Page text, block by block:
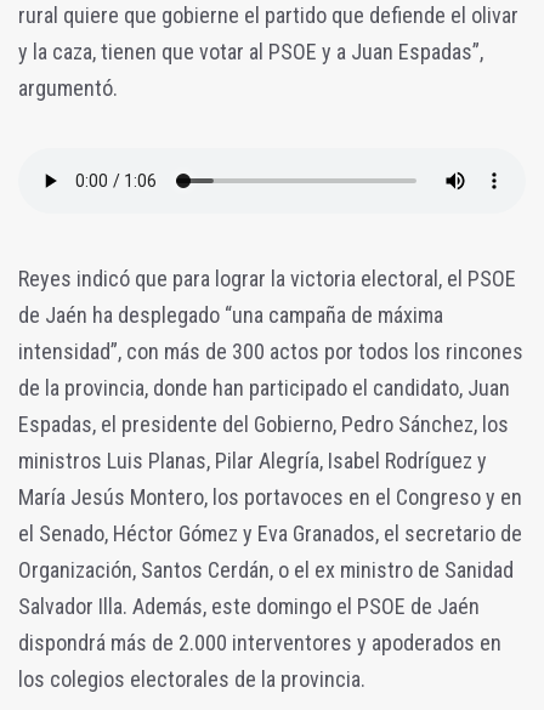
rural quiere que gobierne el partido que defiende el olivar
y la caza, tienen que votar al PSOE y a Juan Espadas”,
argumentó.
Reyes indicó que para lograr la victoria electoral, el PSOE
de Jaén ha desplegado “una campaña de máxima
intensidad”, con más de 300 actos por todos los rincones
de la provincia, donde han participado el candidato, Juan
Espadas, el presidente del Gobierno, Pedro Sánchez, los
ministros Luis Planas, Pilar Alegría, Isabel Rodríguez y
María Jesús Montero, los portavoces en el Congreso y en
el Senado, Héctor Gómez y Eva Granados, el secretario de
Organización, Santos Cerdán, o el ex ministro de Sanidad
Salvador Illa. Además, este domingo el PSOE de Jaén
dispondrá más de 2.000 interventores y apoderados en
los colegios electorales de la provincia.